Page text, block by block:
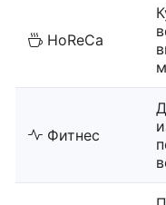
HoReCa
Фитнес